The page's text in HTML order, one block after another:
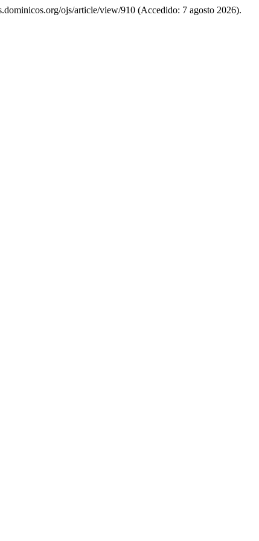
ojs/article/view/910 (Accedido: 7 agosto 2026).